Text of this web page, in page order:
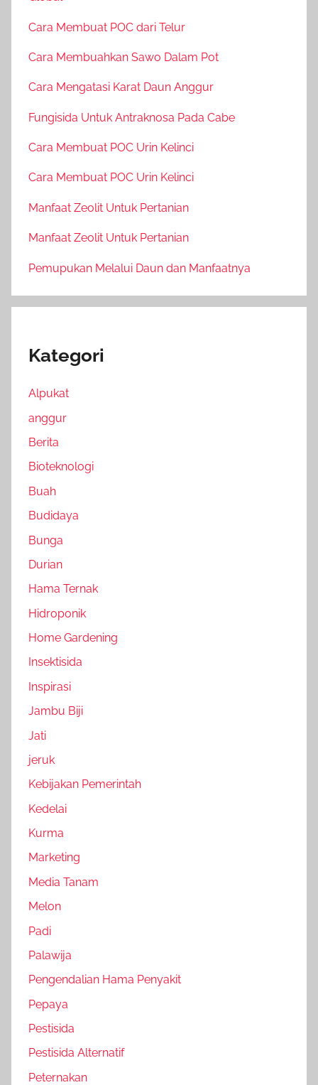
Cara Membuat POC dari Telur
Cara Membuahkan Sawo Dalam Pot
Cara Mengatasi Karat Daun Anggur
Fungisida Untuk Antraknosa Pada Cabe
Cara Membuat POC Urin Kelinci
Cara Membuat POC Urin Kelinci
Manfaat Zeolit Untuk Pertanian
Manfaat Zeolit Untuk Pertanian
Pemupukan Melalui Daun dan Manfaatnya
Kategori
Alpukat
anggur
Berita
Bioteknologi
Buah
Budidaya
Bunga
Durian
Hama Ternak
Hidroponik
Home Gardening
Insektisida
Inspirasi
Jambu Biji
Jati
jeruk
Kebijakan Pemerintah
Kedelai
Kurma
Marketing
Media Tanam
Melon
Padi
Palawija
Pengendalian Hama Penyakit
Pepaya
Pestisida
Pestisida Alternatif
Peternakan